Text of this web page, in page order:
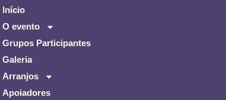
Início
O evento
Grupos Participantes
Galeria
Arranjos
Apoiadores